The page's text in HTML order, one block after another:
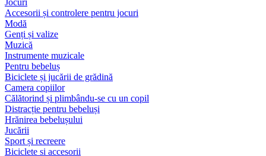
Accesorii și controlere pentru jocuri
Modă
Genți și valize
Muzică
Instrumente muzicale
Pentru bebeluș
Biciclete și jucării de grădină
Camera copiilor
Călătorind și plimbându-se cu un copil
Distracție pentru bebeluși
Hrănirea bebelușului
Jucării
Sport și recreere
Biciclete si accesorii